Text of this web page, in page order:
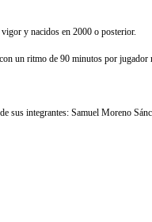
y nacidos en 2000 o posterior.
un ritmo de 90 minutos por jugador
sus integrantes: Samuel Moreno